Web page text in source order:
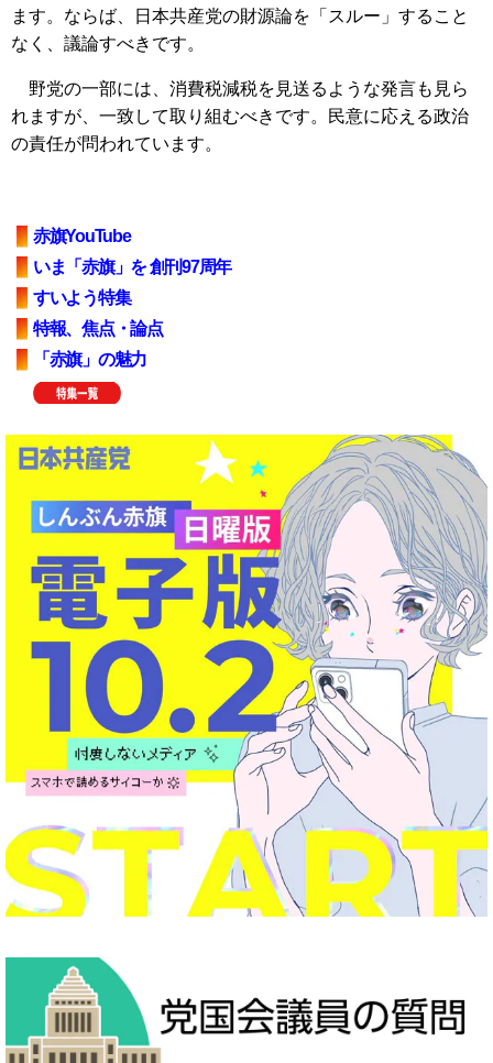
ます。ならば、日本共産党の財源論を「スルー」すること
なく、議論すべきです。
野党の一部には、消費税減税を見送るような発言も見ら
れますが、一致して取り組むべきです。民意に応える政治
の責任が問われています。
赤旗YouTube
いま「赤旗」を 創刊97周年
すいよう特集
特報、焦点・論点
「赤旗」の魅力